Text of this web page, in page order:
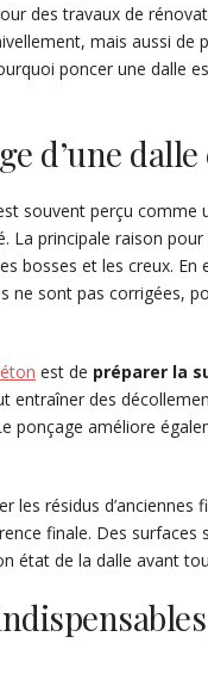
des travaux de
mais aussi
poncer une dalle
d’une
souvent perçu
La principale raison
bosses et les creux.
ne sont pas corrigées,
est de préparer la
entraîner des
ponçage améliore
les résidus
finale. Des
état de la dalle avant